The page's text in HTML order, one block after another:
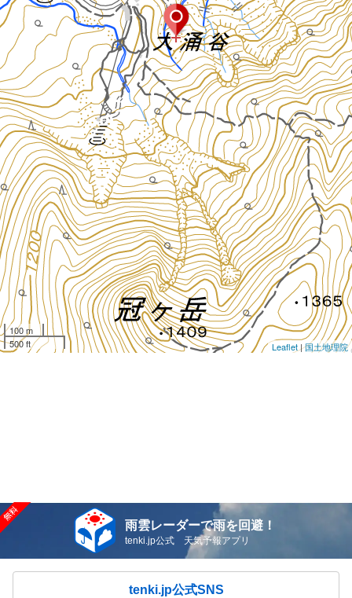
100 m
500 ft
Leaflet|国土地理院
雨雲レーダーで雨を回避！
tenki.jp公式 天気予報アプリ
tenki.jp公式SNS